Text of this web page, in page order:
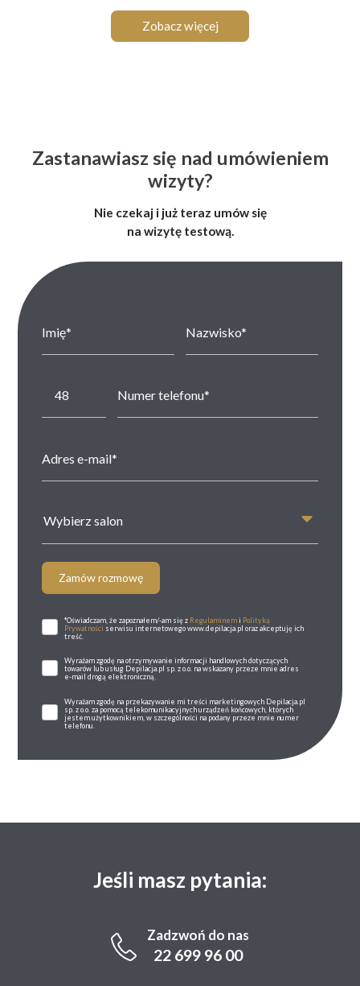
Zobacz więcej
Zastanawiasz się nad umówieniem
wizyty?
Nie czekaj i już teraz umów się
na wizytę testową.
Wybierz salon
Zamów rozmowę
*Oświadczam, że zapoznałem/-am się z Regulaminemi Polityką
Prywatności serwisu internetowego www.depilacja.pl oraz akceptuję ich
treść.
Wyrażam zgodę na otrzymywanie informacji handlowych dotyczących
towarów lub usług Depilacja.pl sp. z o.o. na wskazany przeze mnie adres
e-mail drogą elektroniczną.
Wyrażam zgodę na przekazywanie mi treści marketingowych Depilacja.pl
sp. z o.o. za pomocą telekomunikacyjnych urządzeń końcowych, których
jestem użytkownikiem, w szczególności na podany przeze mnie numer
telefonu.
Jeśli masz pytania:
Zadzwoń do nas
22 699 96 00